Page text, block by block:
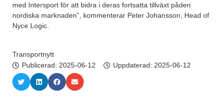
med Intersport för att bidra i deras fortsatta tillväxt påden
nordiska marknaden”, kommenterar Peter Johansson, Head of
Nyce Logic.
Transportnytt
Publicerad: 2025-06-12 Uppdaterad: 2025-06-12